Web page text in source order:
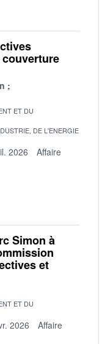
ET DU
DE L'ENERGIE
2026
Affaire
Simon à
et
ET DU
2026
Affaire